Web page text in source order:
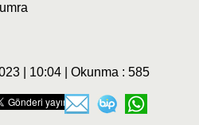
| 10:04 | Okunma : 585